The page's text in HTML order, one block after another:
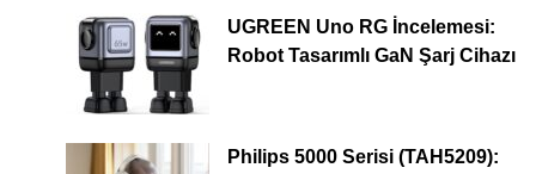
UGREEN Uno RG İncelemesi:
Robot Tasarımlı GaN Şarj Cihazı
Philips 5000 Serisi (TAH5209):